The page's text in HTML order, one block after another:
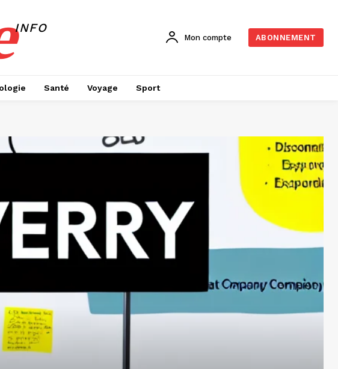
INFO
Mon compte ABONNEMENT
Santé Voyage Sport